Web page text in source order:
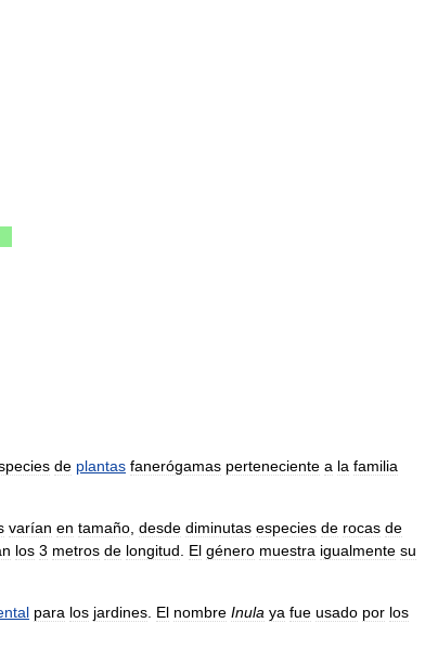
de plantas fanerógamas perteneciente a la familia
varían en tamaño desde diminutas especies de rocas de
los 3 metros de longitud El género muestra igualmente su
para los jardines El nombre Inula ya fue usado por los